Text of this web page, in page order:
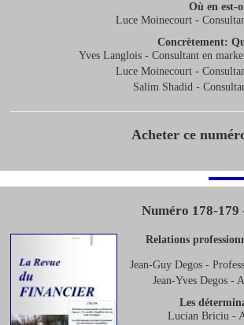
Où en est-
Luce Moinecourt -
Concrètement:
Yves Langlois - Consultant en
Luce Moinecourt -
Salim Shadid -
Acheter ce
Numéro 178-179
Relations
Jean-Guy Degos -
Jean-Yves Degos -
Les
Lucian Briciu -